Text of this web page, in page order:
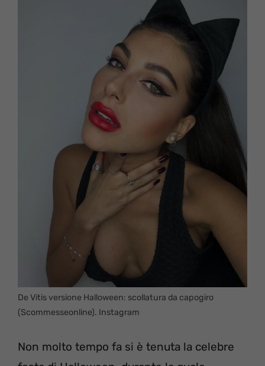
De Vitis versione Halloween: scollatura da capogiro
(Scommesseonline). Instagram
Non molto tempo fa si è tenuta la celebre